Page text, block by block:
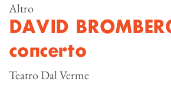
Altro
DAVID
concerto
Teatro Dal Verme